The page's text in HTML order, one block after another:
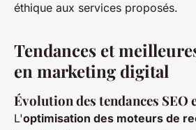
éthique aux services proposés.
Tendances et
en marketing digital
Évolution des tendances SEO
L'optimisation des moteurs de